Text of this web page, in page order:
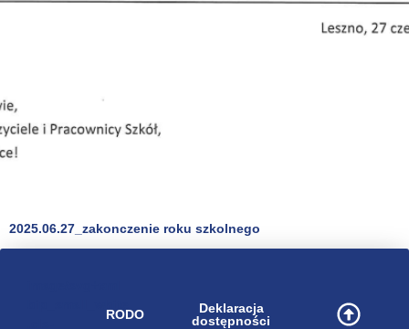
2025.06.27_zakonczenie roku szkolnego
RODO
Deklaracja
dostępności